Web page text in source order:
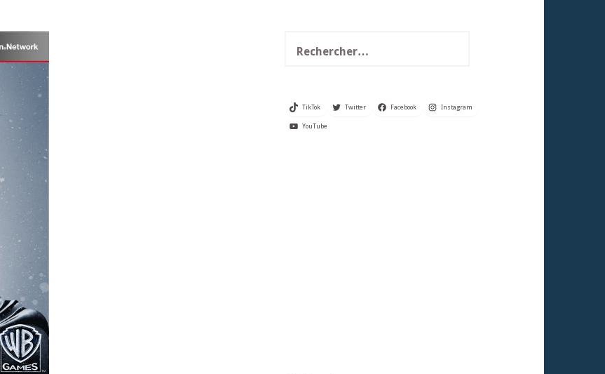
TikTok Twitter Facebook Instagram
YouTube